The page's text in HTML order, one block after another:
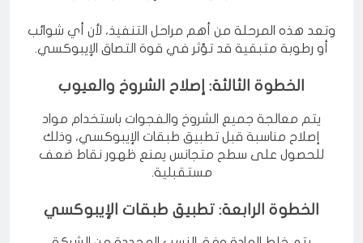
وتعد هذه المرحلة من أهم مراحل التنفيذ، لأن أي شوائب
الخطوة الثالثة: إصلاح الشروخ والعيوب
يتم معالجة جميع الشروخ والفجوات باستخدام مواد
إصلاح مناسبة قبل تطبيق طبقات الإيبوكسي، وذلك
للحصول على سطح متجانس يمنع ظهور نقاط ضعف
الخطوة الرابعة: تطبيق طبقات الإيبوكسي